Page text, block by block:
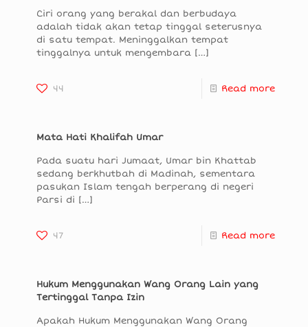
Ciri orang yang berakal dan berbudaya
adalah tidak akan tetap tinggal seterusnya
di satu tempat. Meninggalkan tempat
tinggalnya untuk mengembara […]
44 Read more
Mata Hati Khalifah Umar
Pada suatu hari Jumaat, Umar bin Khattab
sedang berkhutbah di Madinah, sementara
pasukan Islam tengah berperang di negeri
Parsi di […]
47 Read more
Hukum Menggunakan Wang Orang Lain yang
Tertinggal Tanpa Izin
Apakah Hukum Menggunakan Wang Orang